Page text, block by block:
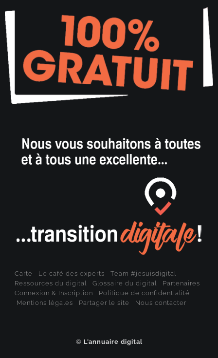
Carte Le café des experts
Team #jesuisdigital
Ressources du digital
Glossaire du digital
Partenaires
Connexion & Inscription
Politique de confidentialité
Mentions légales
Partager le site Nous contacter
© L’annuaire digital